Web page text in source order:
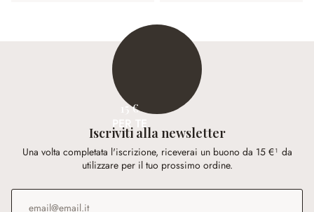
15 €
PER TE
Iscriviti alla newsletter
Una volta completata l'iscrizione, riceverai un buono da 15 €¹ da
utilizzare per il tuo prossimo ordine.
Indirizzo e-mail